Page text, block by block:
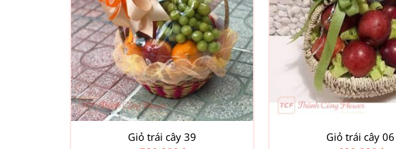
Giỏ trái cây 39
Giỏ trái cây 06